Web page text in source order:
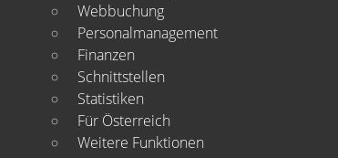
Webbuchung
Personalmanagement
Finanzen
Schnittstellen
Statistiken
Für Österreich
Weitere Funktionen